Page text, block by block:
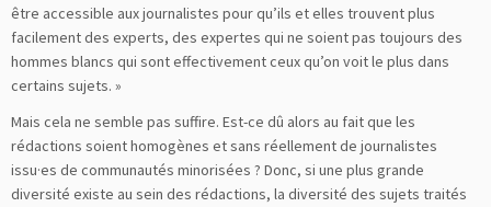
être accessible aux journalistes pour qu’ils et elles trouvent plus
facilement des experts, des expertes qui ne soient pas toujours des
hommes blancs qui sont effectivement ceux qu’on voit le plus dans
certains sujets. »
Mais cela ne semble pas suffire. Est-ce dû alors au fait que les
rédactions soient homogènes et sans réellement de journalistes
issu·es de communautés minorisées ? Donc, si une plus grande
diversité existe au sein des rédactions, la diversité des sujets traités